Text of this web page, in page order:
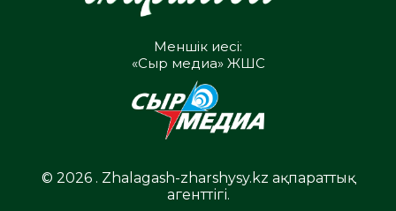
Меншік иесі:
«Сыр медиа» ЖШС
© 2026 . Zhalagash-zharshysy.kz ақпараттық
агенттігі.